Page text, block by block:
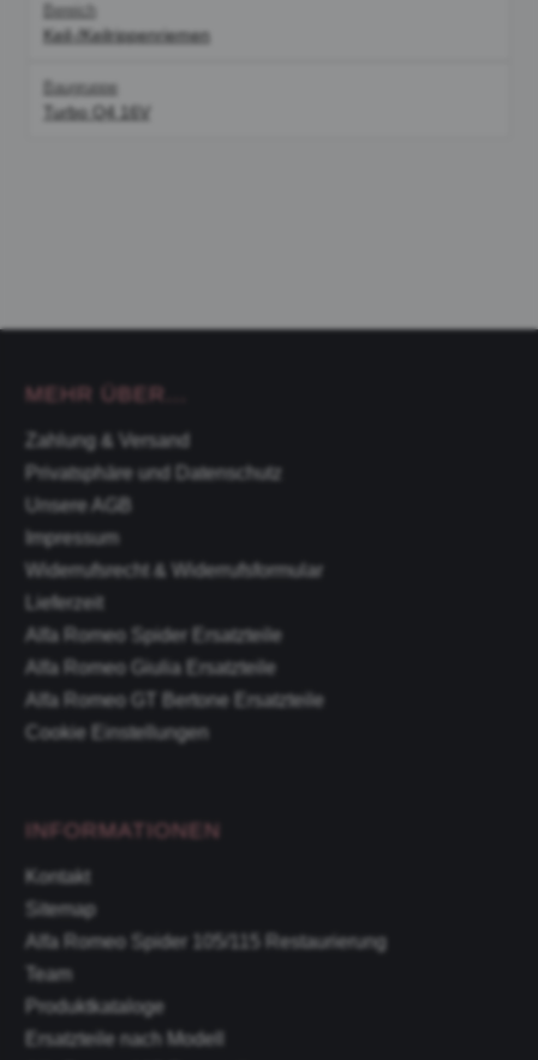
Bereich
Keil-/Keilrippenriemen
Baugruppe
Turbo Q4 16V
MEHR ÜBER...
Zahlung & Versand
Privatsphäre und Datenschutz
Unsere AGB
Impressum
Widerrufsrecht & Widerrufsformular
Lieferzeit
Alfa Romeo Spider Ersatzteile
Alfa Romeo Giulia Ersatzteile
Alfa Romeo GT Bertone Ersatzteile
Cookie Einstellungen
INFORMATIONEN
Kontakt
Sitemap
Alfa Romeo Spider 105/115 Restaurierung
Team
Produktkataloge
Ersatzteile nach Modell